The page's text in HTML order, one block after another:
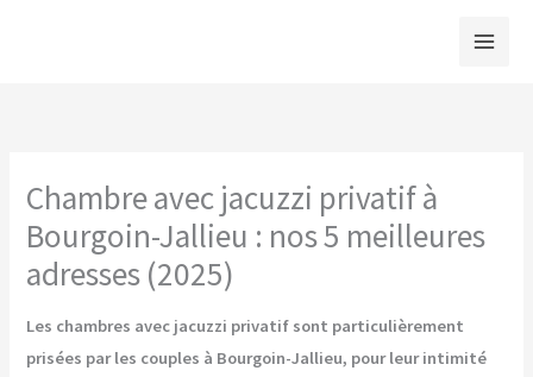
Chambre avec jacuzzi privatif à
Bourgoin-Jallieu : nos 5 meilleures
adresses (2025)
Les chambres avec jacuzzi privatif sont particulièrement
prisées par les couples à Bourgoin-Jallieu, pour leur intimité